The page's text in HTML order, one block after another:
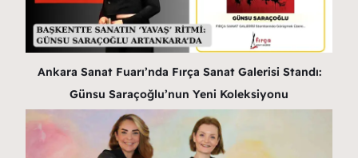
Ankara Sanat Fuarı’nda Fırça Sanat Galerisi Standı:
Günsu Saraçoğlu’nun Yeni Koleksiyonu